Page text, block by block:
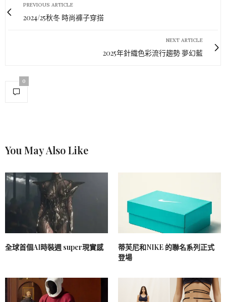
PREVIOUS ARTICLE
2024/25秋冬 時尚褲子穿搭
NEXT ARTICLE
2025年針織色彩流行趨勢 夢幻藍
0
You May Also Like
全球首個AI時裝週 super現實感
蒂芙尼和NIKE 的聯名系列正式
登場